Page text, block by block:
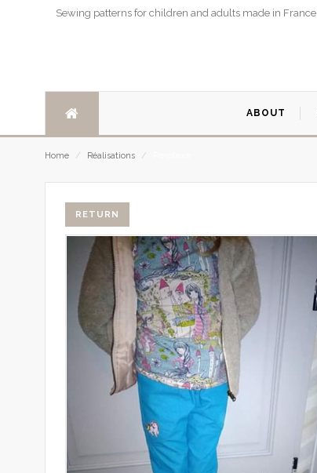
Sewing patterns for children and adults made in France
ABOUT
Home / Réalisations /
RETURN